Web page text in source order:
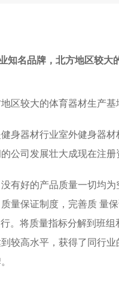
知名品牌，北方地区较大
区较大的体育器材生产
身器材行业室外健身器
公司发展壮大成现在注
有好的产品质量一切均
量保证制度，完善质 量
。将质量指标分解到班
较高水平，获得了同行